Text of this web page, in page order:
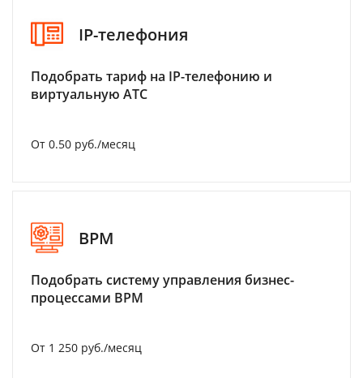
IP-телефония
Подобрать тариф на IP-телефонию и
виртуальную АТС
От 0.50 руб./месяц
BPM
Подобрать систему управления бизнес-
процессами BPM
От 1 250 руб./месяц